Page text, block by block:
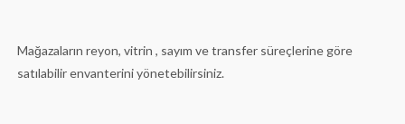
Mağazaların reyon, vitrin , sayım ve transfer süreçlerine göre
satılabilir envanterini yönetebilirsiniz.